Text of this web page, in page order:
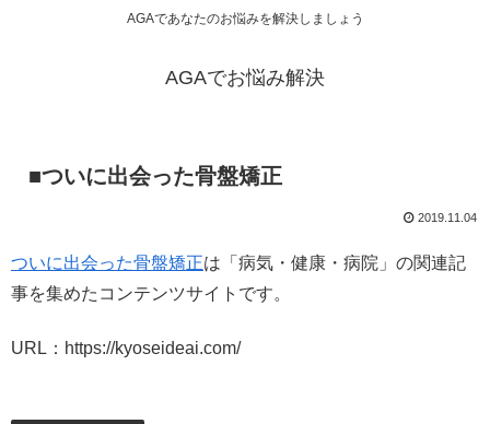
AGAであなたのお悩みを解決しましょう
AGAでお悩み解決
■ついに出会った骨盤矯正
2019.11.04
ついに出会った骨盤矯正は「病気・健康・病院」の関連記
事を集めたコンテンツサイトです。
URL：https://kyoseideai.com/